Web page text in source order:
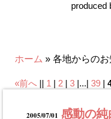
produced
ホーム » 各地からの
«前へ || 1 | 2 | 3 |...| 39 |
2005/07/01 感動の